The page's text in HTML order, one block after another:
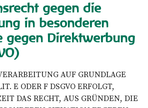
gegen die
in besonderen
gegen Direktwerbung
AUF GRUNDLAGE
E ODER F DSGVO ERFOLGT,
DAS RECHT, AUS GRÜNDEN, DIE